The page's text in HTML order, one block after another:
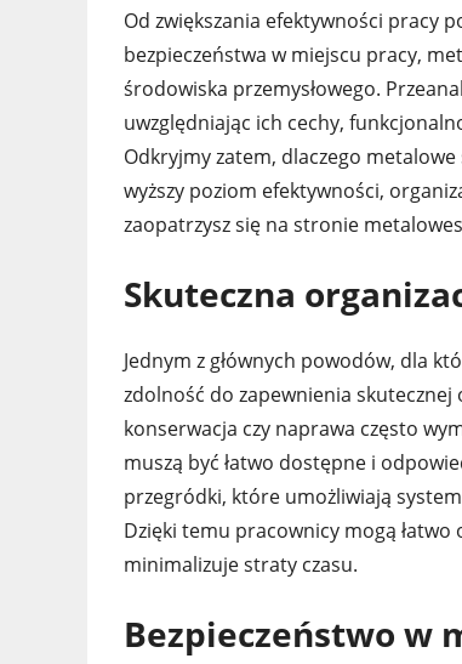
Od zwiększania efektywności pracy
bezpieczeństwa w miejscu pracy,
środowiska przemysłowego.
uwzględniając ich cechy,
Odkryjmy zatem, dlaczego
wyższy poziom efektywności,
zaopatrzysz się na stronie
Skuteczna
Jednym z głównych powodów, dla
zdolność do zapewnienia
konserwacja czy naprawa często
muszą być łatwo dostępne i
przegródki, które umożliwiają
Dzięki temu pracownicy mogą
minimalizuje straty czasu.
Bezpieczeństwo w